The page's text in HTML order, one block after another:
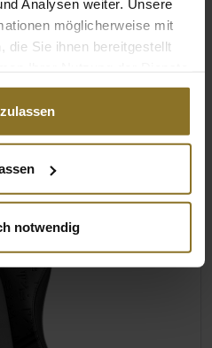
Analysen weiter. Unsere
möglicherweise mit
die Sie ihnen bereitgestellt
notwendig
Details auf den
dem Rücken, die in